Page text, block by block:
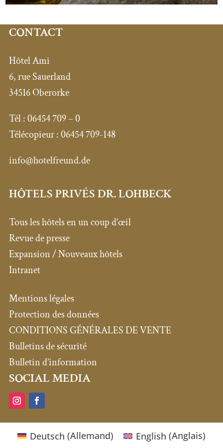
CONTACT
Hôtel Ami
6, rue Sauerland
34516 Oberorke
Tél :06454 709 – 0
Télécopieur :06454 709-148
info@hotelfreund.de
HÔTELS PRIVÉS DR. LOHBECK
Tous les hôtels en un coup d’œil
Revue de presse
Expansion / Nouveaux hôtels
Intranet
Mentions légales
Protection des données
CONDITIONS GÉNÉRALES DE VENTE
Bulletins de sécurité
Bulletin d’information
SOCIAL MEDIA
Deutsch (Allemand) English (Anglais)